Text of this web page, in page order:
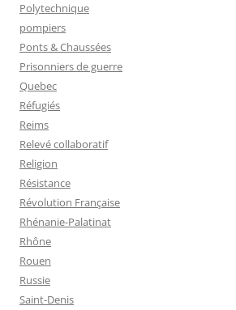
Polytechnique
pompiers
Ponts & Chaussées
Prisonniers de guerre
Quebec
Réfugiés
Reims
Relevé collaboratif
Religion
Résistance
Révolution Française
Rhénanie-Palatinat
Rhône
Rouen
Russie
Saint-Denis